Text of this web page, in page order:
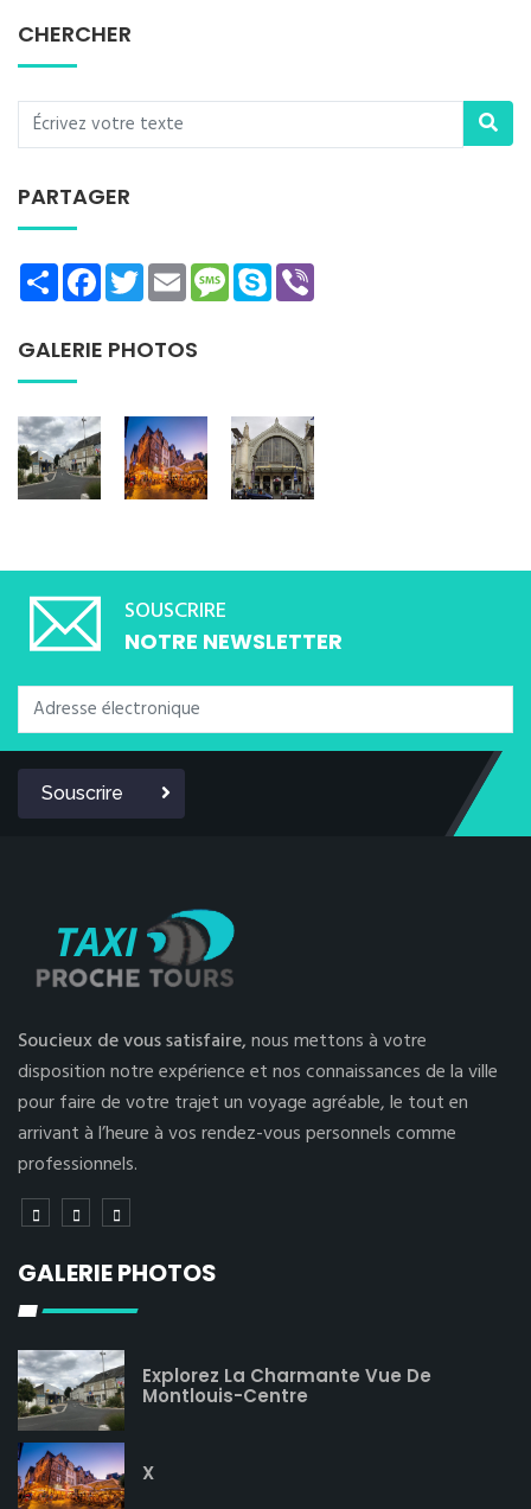
CHERCHER
PARTAGER
ShareFacebookTwitterEmailMessage
Skype
GALERIE PHOTOS
SOUSCRIRE
NOTRE NEWSLETTER
Souscrire
Soucieux de vous satisfaire,nous mettons à votre
disposition notre expérience et nos connaissances de la ville
pour faire de votre trajet un voyage agréable, le tout en
arrivant à l’heure à vos rendez-vous personnels comme
professionnels.
GALERIE PHOTOS
Explorez La Charmante Vue De
Montlouis-Centre
X